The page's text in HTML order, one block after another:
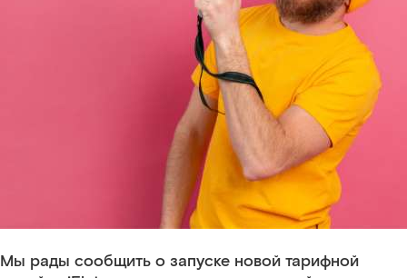
Мы рады сообщить о запуске новой тарифной